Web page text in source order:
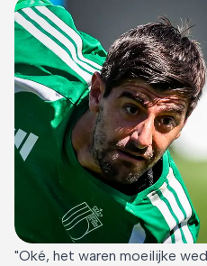
"Oké, het waren moeilijke